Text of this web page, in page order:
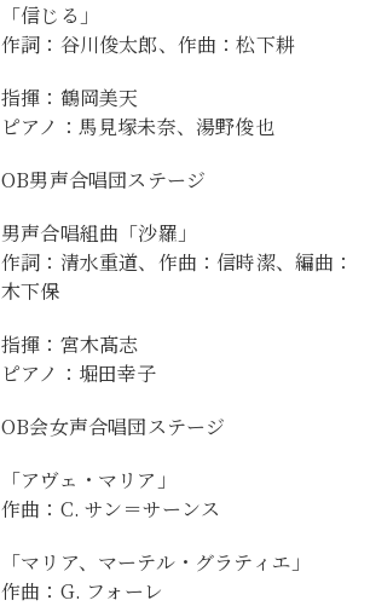
「信じる」
作詞：谷川俊太郎、作曲：松下耕
指揮：鶴岡美天
ピアノ：馬見塚未奈、湯野俊也
OB男声合唱団ステージ
男声合唱組曲「沙羅」
作詞：清水重道、作曲：信時潔、編曲：
木下保
指揮：宮木髙志
ピアノ：堀田幸子
OB会女声合唱団ステージ
「アヴェ・マリア」
作曲：C. サン＝サーンス
「マリア、マーテル・グラティエ」
作曲：G. フォーレ